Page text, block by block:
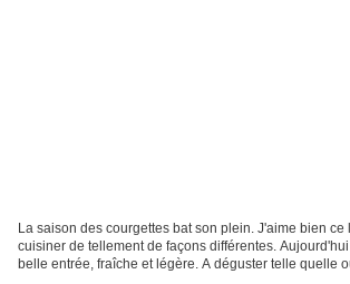
La saison des courgettes bat son plein. J'aime bien
cuisiner de tellement de façons différentes.
belle entrée, fraîche et légère. A déguster telle quelle